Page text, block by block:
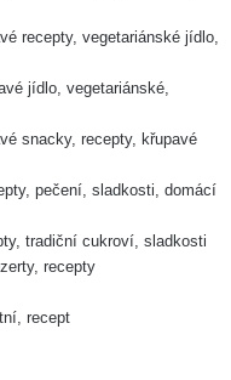
recepty, vegetariánské jídlo,
jídlo, vegetariánské,
snacky, recepty, křupavé
pečení, sladkosti, domácí
tradiční cukroví, sladkosti
recepty
recept